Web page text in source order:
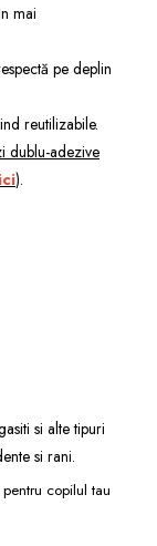
mai
pe deplin
reutilizabile.
dublu-adezive
).
si alte tipuri
si rani.
copilul tau